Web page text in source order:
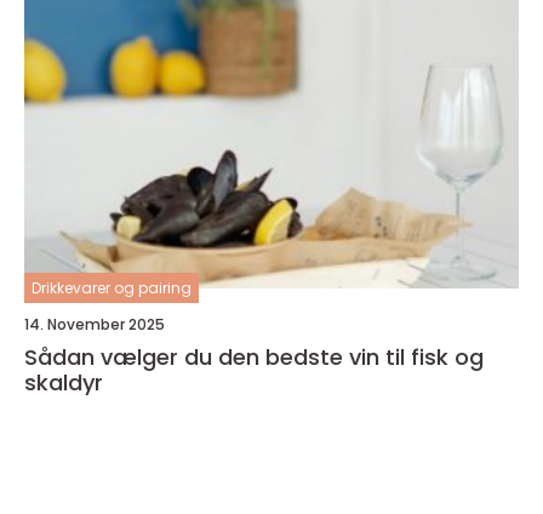
Drikkevarer og pairing
14. November 2025
Sådan vælger du den bedste vin til fisk og
skaldyr